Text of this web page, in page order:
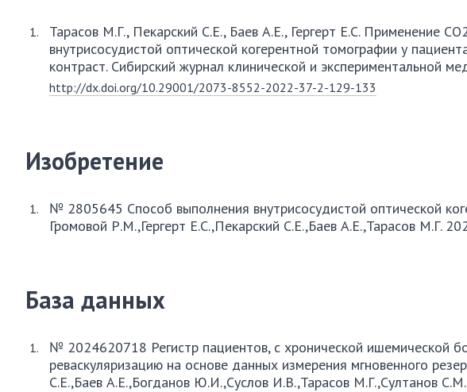
Тарасов М.Г., Пекарский С.Е., Баев А.Е., Гергерт Е.С. Применение
внутрисосудистой оптической когерентной томографии у
контраст. Сибирский журнал клинической и экспериментальной
http://dx.doi.org/10.29001/2073-8552-2022-37-2-129-133
Изобретение
№ 2805645 Способ выполнения внутрисосудистой оптической
Громовой Р.М.,Гергерт Е.С.,Пекарский С.Е.,Баев А.Е.,Тарасов М.Г.
База данных
№ 2024620718 Регистр пациентов, с хронической ишемической
реваскуляризацию на основе данных измерения мгновенного
С.Е.,Баев А.Е.,Богданов Ю.И.,Суслов И.В.,Тарасов М.Г.,Султанов